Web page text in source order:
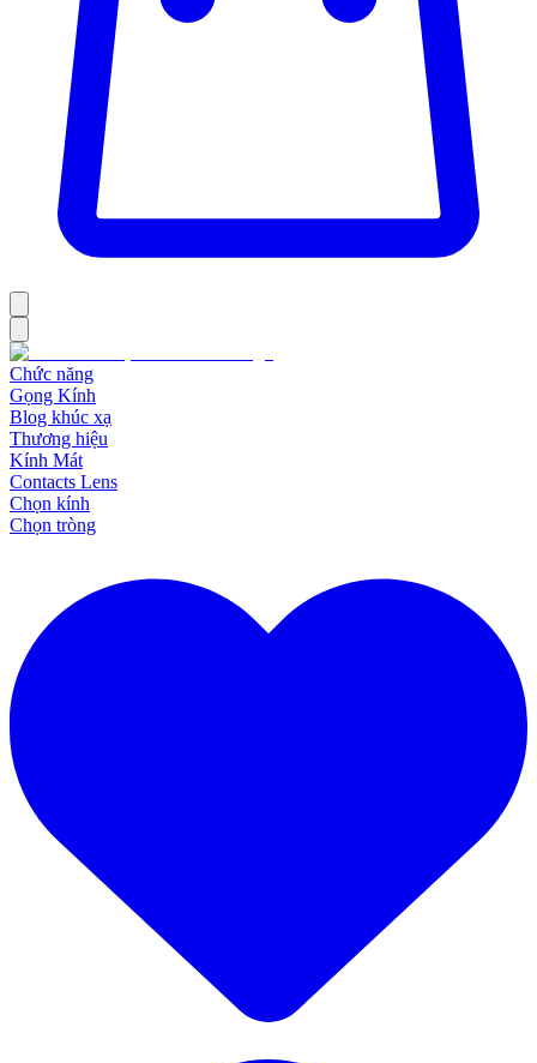
Chức năng
Gọng Kính
Blog khúc xạ
Thương hiệu
Kính Mát
Contacts Lens
Chọn kính
Chọn tròng